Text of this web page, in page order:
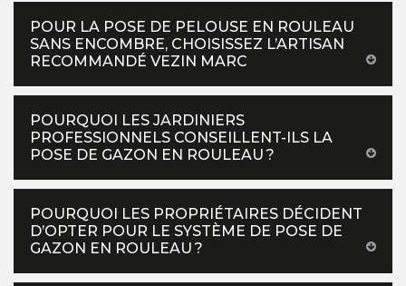
POUR LA POSE DE PELOUSE EN ROULEAU
SANS ENCOMBRE, CHOISISSEZ L’ARTISAN
RECOMMANDÉ VEZIN MARC
POURQUOI LES JARDINIERS
PROFESSIONNELS CONSEILLENT-ILS LA
POSE DE GAZON EN ROULEAU ?
POURQUOI LES PROPRIÉTAIRES DÉCIDENT
D’OPTER POUR LE SYSTÈME DE POSE DE
GAZON EN ROULEAU ?